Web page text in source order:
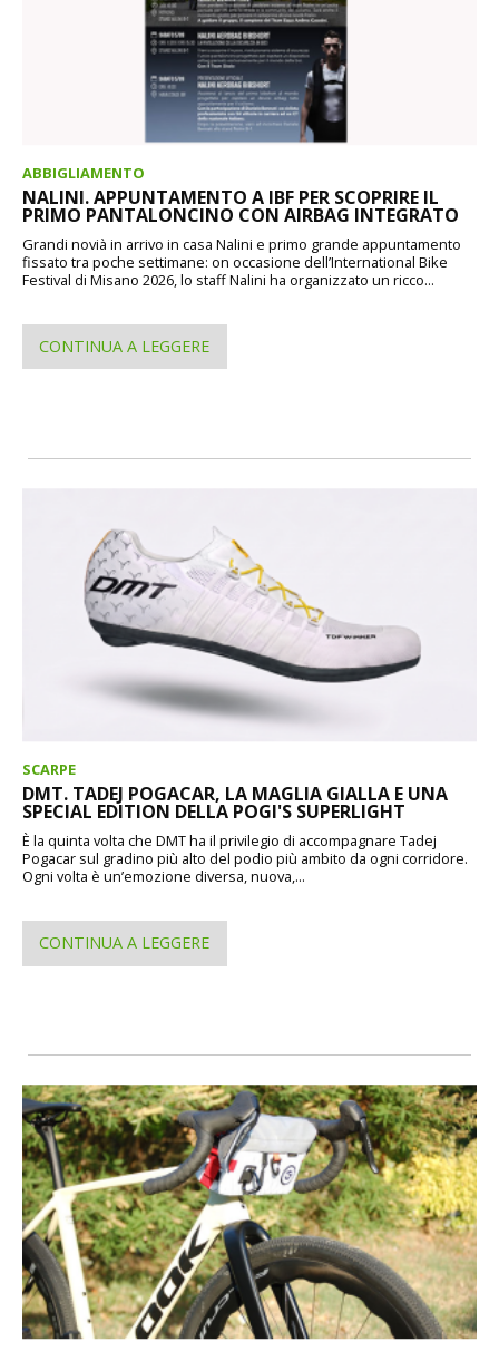
ABBIGLIAMENTO
NALINI. APPUNTAMENTO A IBF PER SCOPRIRE IL
PRIMO PANTALONCINO CON AIRBAG INTEGRATO
Grandi novià in arrivo in casa Nalini e primo grande appuntamento
fissato tra poche settimane: on occasione dell’International Bike
Festival di Misano 2026, lo staff Nalini ha organizzato un ricco...
CONTINUA A LEGGERE
SCARPE
DMT. TADEJ POGACAR, LA MAGLIA GIALLA E UNA
SPECIAL EDITION DELLA POGI'S SUPERLIGHT
È la quinta volta che DMT ha il privilegio di accompagnare Tadej
Pogacar sul gradino più alto del podio più ambito da ogni corridore.
Ogni volta è un’emozione diversa, nuova,...
CONTINUA A LEGGERE